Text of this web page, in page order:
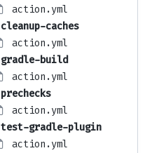
action.yml
cleanup-caches
action.yml
gradle-build
action.yml
prechecks
action.yml
test-gradle-plugin
action.yml